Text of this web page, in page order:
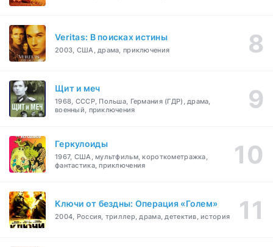
Veritas: В поисках истины
2003, США, драма, приключения
Щит и меч
1968, СССР, Польша, Германия (ГДР), драма,
военный, приключения
Геркулоиды
1967, США, мультфильм, короткометражка,
фантастика, приключения
Ключи от бездны: Операция «Голем»
2004, Россия, триллер, драма, детектив, история